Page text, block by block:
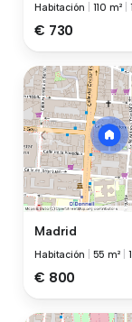
Habitación 110 m²
€ 730
Madrid
Habitación 55 m²
€ 800